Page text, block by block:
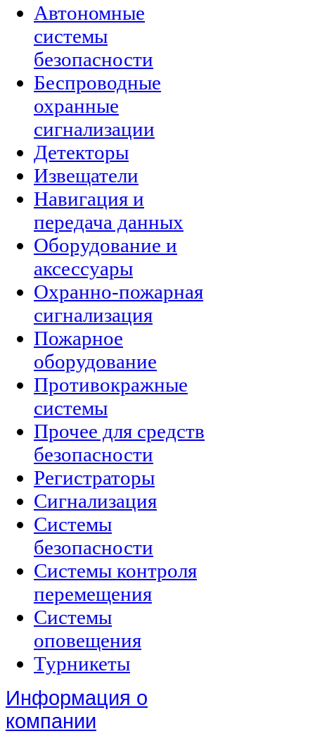
Автономные
системы
безопасности
Беспроводные
охранные
сигнализации
Детекторы
Извещатели
Навигация и
передача данных
Оборудование и
аксессуары
Охранно-пожарная
сигнализация
Пожарное
оборудование
Противокражные
системы
Прочее для средств
безопасности
Регистраторы
Сигнализация
Системы
безопасности
Системы контроля
перемещения
Системы
оповещения
Турникеты
Информация о
компании